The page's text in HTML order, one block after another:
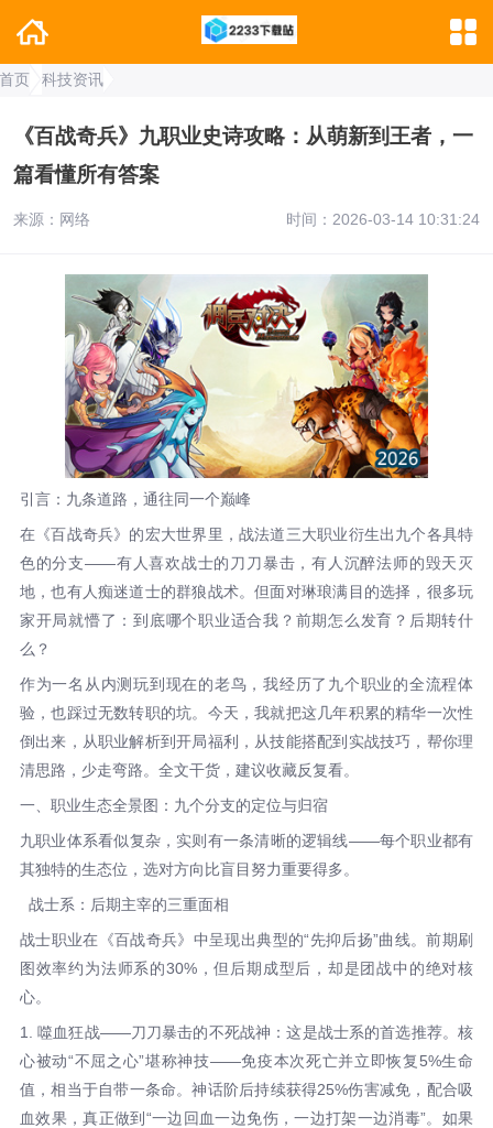
页 科技资讯
《百战奇兵》九职业史诗攻略：从萌新到王者，一
篇看懂所有答案
来源：网络 时间：2026-03-14 10:31:24
引言：九条道路，通往同一个巅峰
在《百战奇兵》的宏大世界里，战法道三大职业衍生出九个各具特
色的分支——有人喜欢战士的刀刀暴击，有人沉醉法师的毁天灭
地，也有人痴迷道士的群狼战术。但面对琳琅满目的选择，很多玩
家开局就懵了：到底哪个职业适合我？前期怎么发育？后期转什
么？
作为一名从内测玩到现在的老鸟，我经历了九个职业的全流程体
验，也踩过无数转职的坑。今天，我就把这几年积累的精华一次性
倒出来，从职业解析到开局福利，从技能搭配到实战技巧，帮你理
清思路，少走弯路。全文干货，建议收藏反复看。
一、职业生态全景图：九个分支的定位与归宿
九职业体系看似复杂，实则有一条清晰的逻辑线——每个职业都有
其独特的生态位，选对方向比盲目努力重要得多。
战士系：后期主宰的三重面相
战士职业在《百战奇兵》中呈现出典型的“先抑后扬”曲线。前期刷
图效率约为法师系的30%，但后期成型后，却是团战中的绝对核
心。
1. 噬血狂战——刀刀暴击的不死战神：这是战士系的首选推荐。核
心被动“不屈之心”堪称神技——免疫本次死亡并立即恢复5%生命
值，相当于自带一条命。神话阶后持续获得25%伤害减免，配合吸
血效果，真正做到“一边回血一边免伤，一边打架一边消毒”。如果